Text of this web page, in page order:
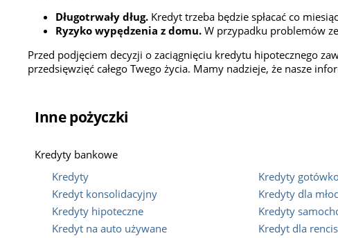
Długotrwały dług. Kredyt trzeba będzie spłacać co
Ryzyko wypędzenia z domu. W przypadku problemów
Przed podjęciem decyzji o zaciągnięciu kredytu hipotecznego
przedsięwzięć całego Twego życia. Mamy nadzieje, że nasze
Inne pożyczki
Kredyty bankowe
Kredyty
Kredyty
Kredyt konsolidacyjny
Kredyty dla
Kredyty hipoteczne
Kredyty
Kredyt na auto używane
Kredyt dla